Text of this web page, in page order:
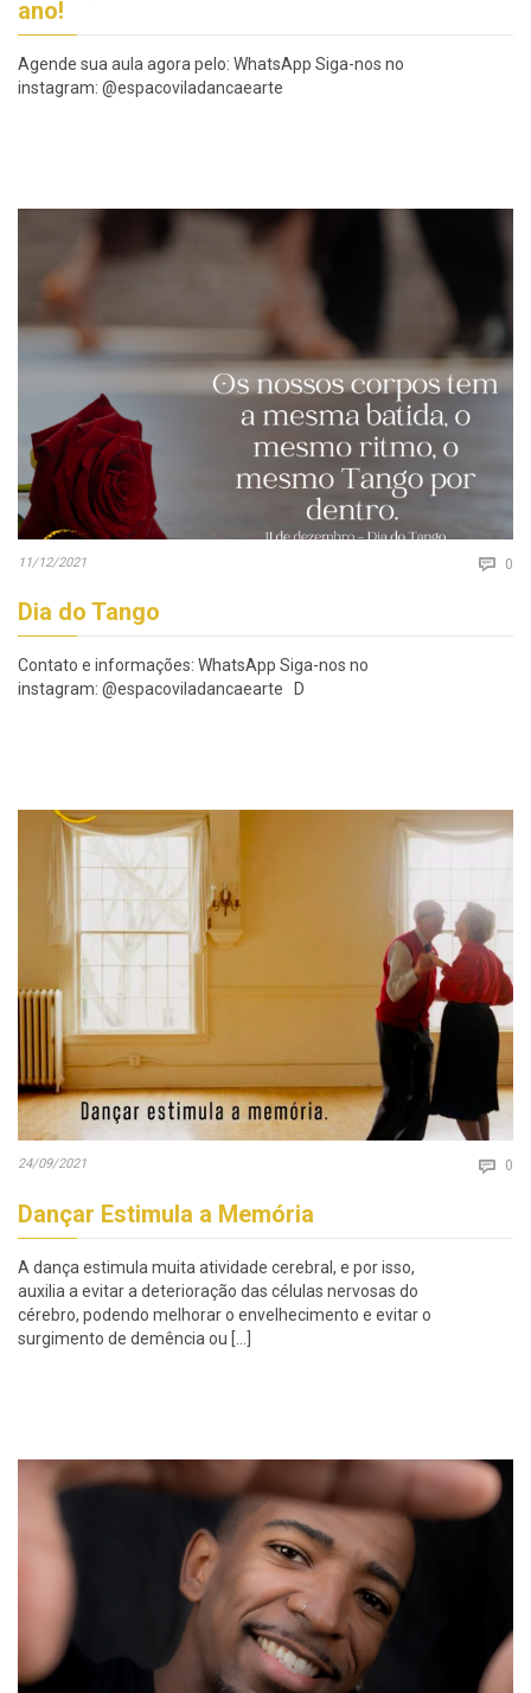
ano!
Agende sua aula agora pelo: WhatsApp Siga-nos no
instagram: @espacoviladancaearte
11/12/2021  0
Dia do Tango
Contato e informações: WhatsApp Siga-nos no
instagram: @espacoviladancaearte D
24/09/2021  0
Dançar Estimula a Memória
A dança estimula muita atividade cerebral, e por isso,
auxilia a evitar a deterioração das células nervosas do
cérebro, podendo melhorar o envelhecimento e evitar o
surgimento de demência ou […]